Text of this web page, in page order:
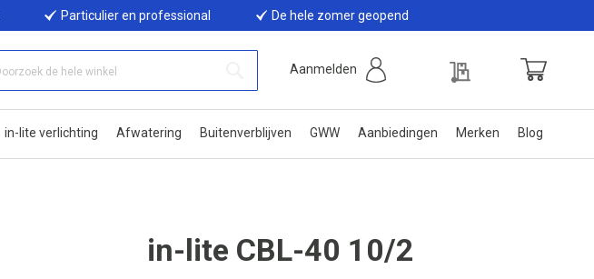
Particulier en professional De hele zomer geopend
Aanmelden
in-lite verlichting Afwatering Buitenverblijven GWW Aanbiedingen Merken Blog
in-lite CBL-40 10/2